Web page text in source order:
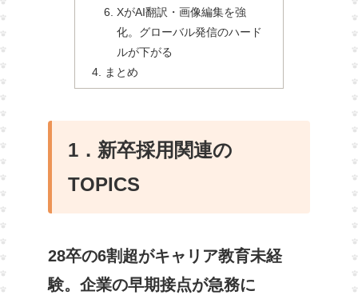
XがAI翻訳・画像編集を強
化。グローバル発信のハード
ルが下がる
まとめ
1．新卒採用関連の
TOPICS
28卒の6割超がキャリア教育未経
験。企業の早期接点が急務に